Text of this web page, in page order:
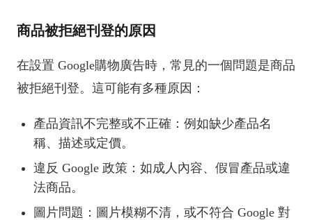
商品被拒絕刊登的原因
在設置 Google購物廣告時，常見的一個問題是商品
被拒絕刊登。這可能有多種原因：
產品資訊不完整或不正確：例如缺少產品名
稱、描述或定價。
違反 Google 政策：如成人內容、假冒產品或違
法商品。
圖片問題：圖片模糊不清，或不符合 Google 對